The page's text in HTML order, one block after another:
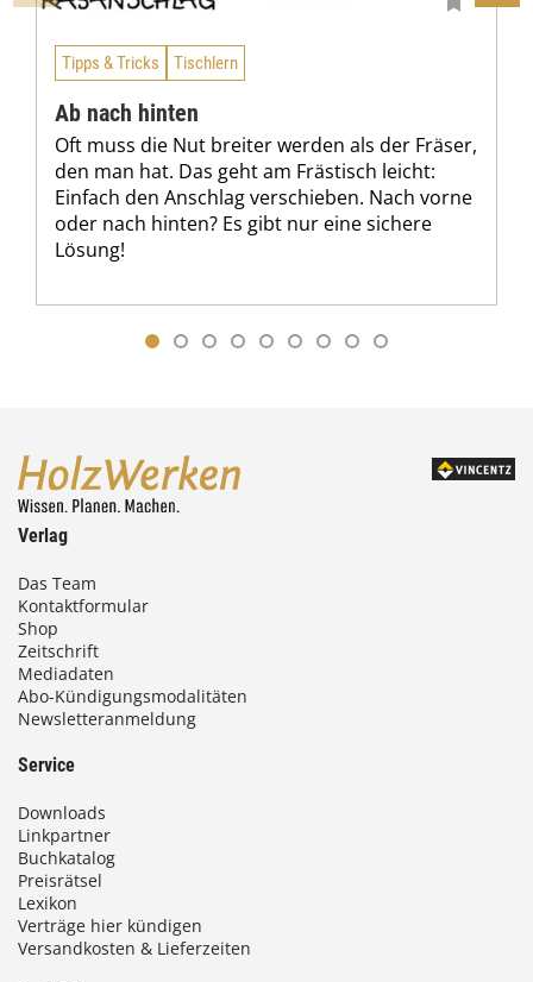
Tipps & Tricks Tischlern
Ab nach hinten
Oft muss die Nut breiter werden als der Fräser,
den man hat. Das geht am Frästisch leicht:
Einfach den Anschlag verschieben. Nach vorne
oder nach hinten? Es gibt nur eine sichere
Lösung!
Verlag
Das Team
Kontaktformular
Shop
Zeitschrift
Mediadaten
Abo-Kündigungsmodalitäten
Newsletteranmeldung
Service
Downloads
Linkpartner
Buchkatalog
Preisrätsel
Lexikon
Verträge hier kündigen
Versandkosten & Lieferzeiten